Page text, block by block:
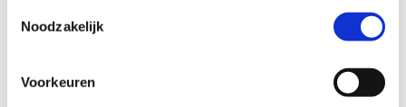
Noodzakelijk
Voorkeuren
Specificaties